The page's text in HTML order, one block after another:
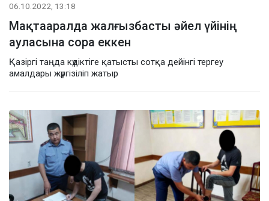
06.10.2022, 13:18
Мақтааралда жалғызбасты әйел үйінің
ауласына сора еккен
Қазіргі таңда күдіктіге қатысты сотқа дейінгі тергеу
амалдары жүргізіліп жатыр